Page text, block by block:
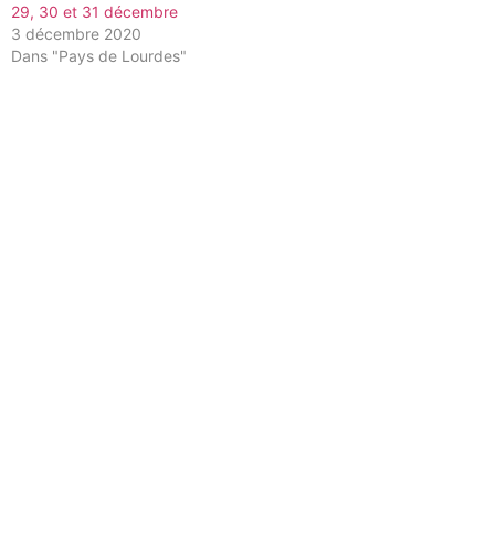
29, 30 et 31 décembre
3 décembre 2020
Dans "Pays de Lourdes"